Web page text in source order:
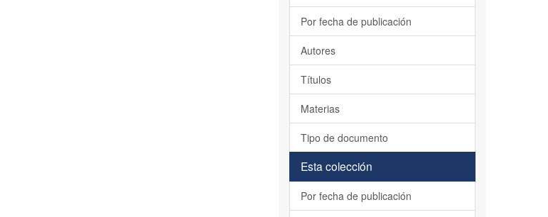
Por fecha de publicación
Autores
Títulos
Materias
Tipo de documento
Esta colección
Por fecha de publicación